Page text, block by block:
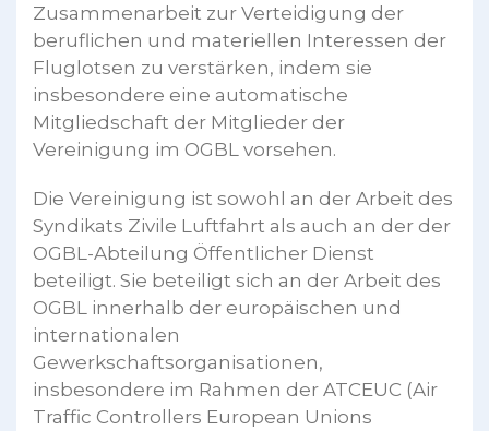
Zusammenarbeit zur Verteidigung der
beruflichen und materiellen Interessen der
Fluglotsen zu verstärken, indem sie
insbesondere eine automatische
Mitgliedschaft der Mitglieder der
Vereinigung im OGBL vorsehen.
Die Vereinigung ist sowohl an der Arbeit des
Syndikats Zivile Luftfahrt als auch an der der
OGBL-Abteilung Öffentlicher Dienst
beteiligt. Sie beteiligt sich an der Arbeit des
OGBL innerhalb der europäischen und
internationalen
Gewerkschaftsorganisationen,
insbesondere im Rahmen der ATCEUC (Air
Traffic Controllers European Unions